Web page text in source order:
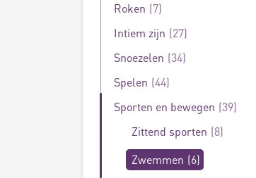
Roken 7
Intiem zijn 27
Snoezelen 34
Spelen 44
Sporten en bewegen 39
Zittend sporten 8
Zwemmen 6